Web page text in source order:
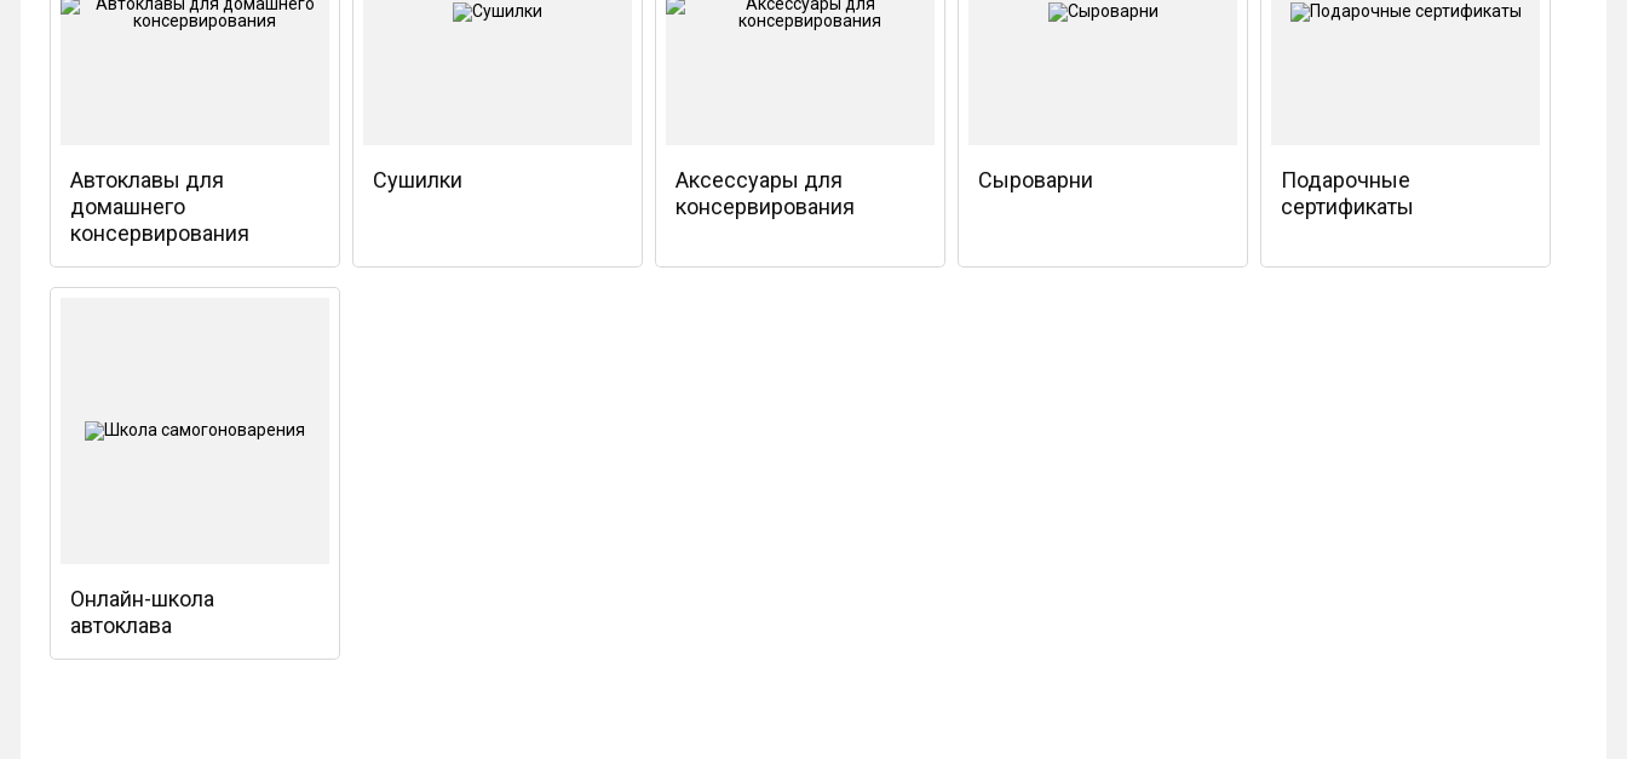
Автоклавы для
домашнего
консервирования
Сушилки
Аксессуары для
консервирования
Сыроварни
Подарочные
сертификаты
Онлайн-школа
автоклава